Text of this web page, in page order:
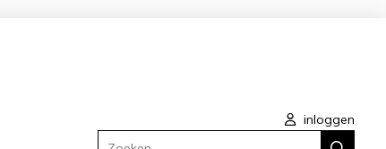
inloggen
Zoeken